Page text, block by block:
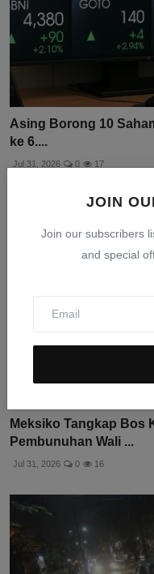
JOIN
Join our subscribers
and special
Asing Borong 10
ke 6....
Jul 31, 2026 0 17
Meksiko Tangkap Bos
Pembunuhan Wali ...
Jul 31, 2026 0 16